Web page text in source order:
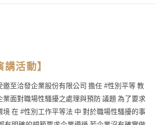
講活動】
邀至洽發企業股份有限公司 擔任 #性別平等 教
業面對職場性騷擾之處理與預防 議題 為了要求
境 在 #性別工作平等法 中 對於職場性騷擾的事